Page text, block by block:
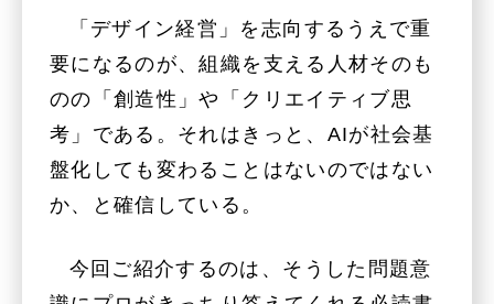
「デザイン経営」を志向するうえで重
要になるのが、組織を支える人材そのも
のの「創造性」や「クリエイティブ思
考」である。それはきっと、AIが社会基
盤化しても変わることはないのではない
か、と確信している。
今回ご紹介するのは、そうした問題意